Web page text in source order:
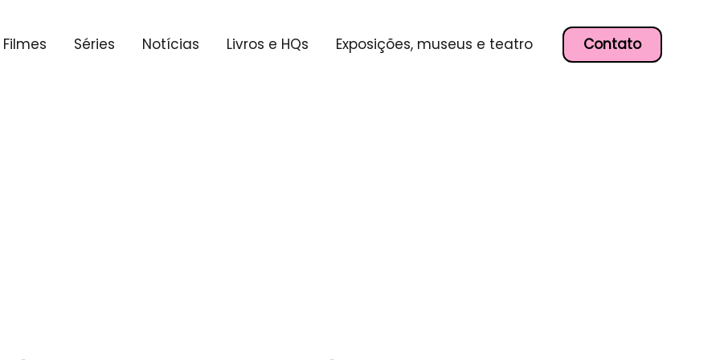
Filmes Séries Notícias Livros e HQs Exposições, museus e teatro Contato